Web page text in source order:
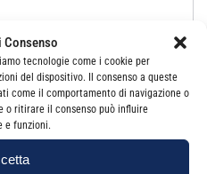
tecnologie come i cookie per
del dispositivo. Il consenso a queste
come il comportamento di navigazione o
o ritirare il consenso può influire
e funzioni.